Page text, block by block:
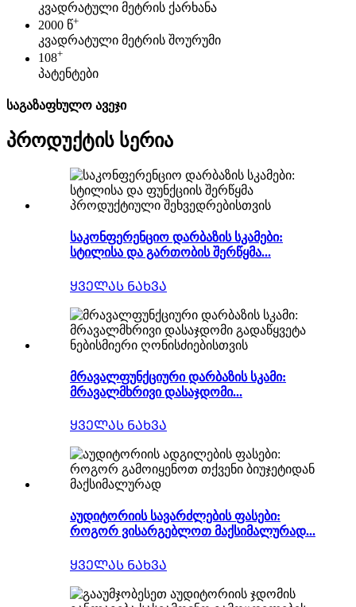
კვადრატული მეტრის ქარხანა
2000 წ+
კვადრატული მეტრის შოურუმი
108+
პატენტები
საგაზაფხულო ავეჯი
პროდუქტის სერია
საკონფერენციო დარბაზის სკამები:
სტილისა და გართობის შერწყმა...
ᲧᲕᲔᲚᲐᲡ ᲜᲐᲮᲕᲐ
მრავალფუნქციური დარბაზის სკამი:
მრავალმხრივი დასაჯდომი...
ᲧᲕᲔᲚᲐᲡ ᲜᲐᲮᲕᲐ
აუდიტორიის სავარძლების ფასები:
როგორ ვისარგებლოთ მაქსიმალურად...
ᲧᲕᲔᲚᲐᲡ ᲜᲐᲮᲕᲐ